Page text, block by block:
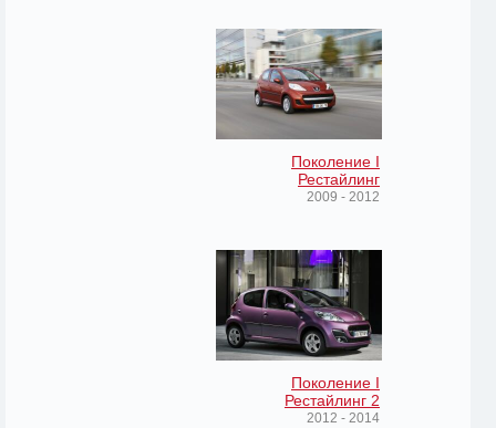
Поколение I
Рестайлинг
2009 - 2012
Поколение I
Рестайлинг 2
2012 - 2014